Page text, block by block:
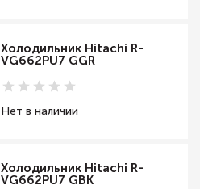
Холодильник Hitachi R-
VG662PU7 GGR
Нет в наличии
Холодильник Hitachi R-
VG662PU7 GBK